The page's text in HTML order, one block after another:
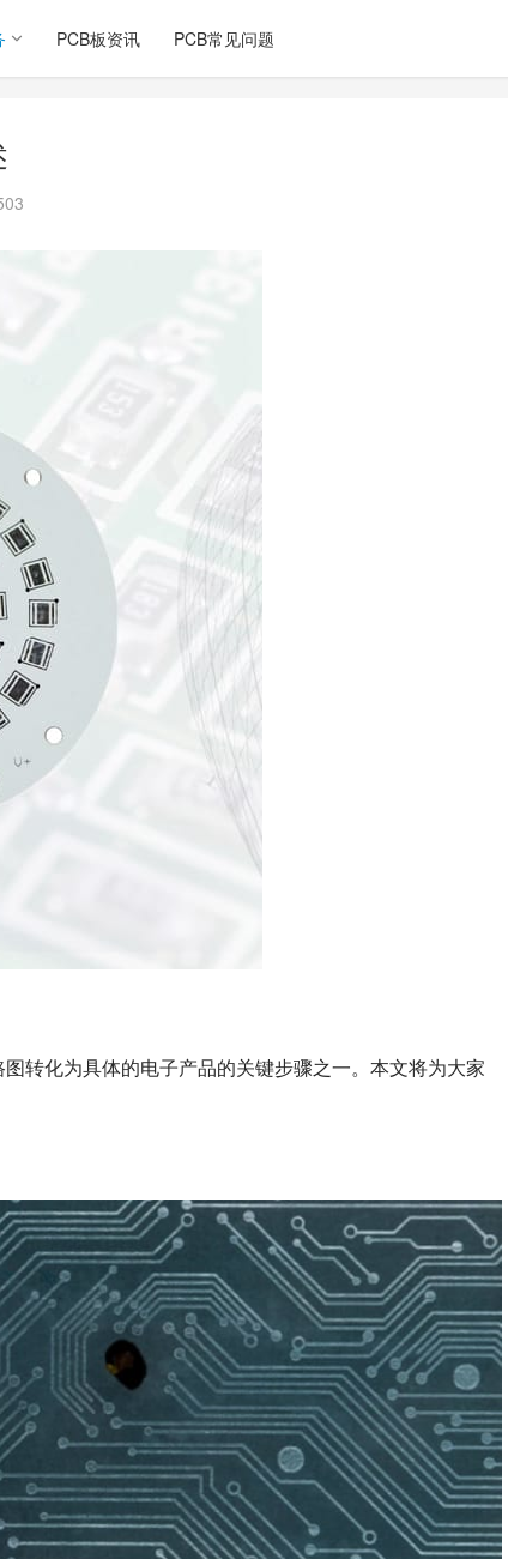
PCB板资讯 PCB常见问题
转化为具体的电子产品的关键步骤之一。本文将为大家